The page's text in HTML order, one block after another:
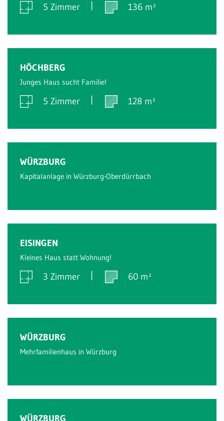
5 Zimmer 136 m²
HÖCHBERG
Junges Haus sucht Familie!
5 Zimmer 128 m²
WÜRZBURG
Kapitalanlage in Würzburg-Oberdürrbach
EISINGEN
Kleines Haus statt Wohnung!
3 Zimmer 60 m²
WÜRZBURG
Mehrfamilienhaus in Würzburg
WÜRZBURG